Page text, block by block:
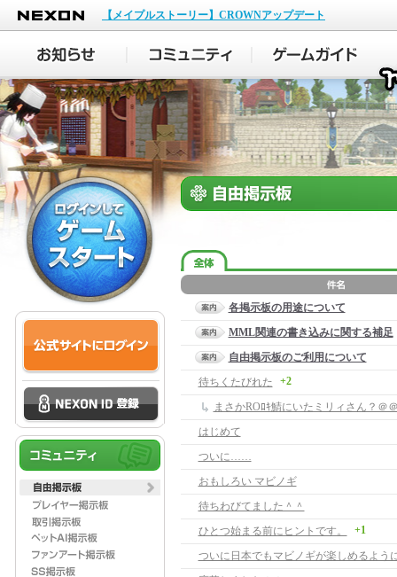
NEXON
【メイプルストーリー】CROWNアップデート
各掲示板の用途について
MML関連の書き込みに関する補足
自由掲示板のご利用について
待ちくたびれた
+2
まさかROﾛｷ鯖にいたミリィさん？＠
はじめて
ついに……
おもしろい マビノギ
待ちわびてました＾＾
ひとつ始まる前にヒントです。
+1